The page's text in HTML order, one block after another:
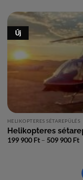
89
900
Új
HELIKOPTERES SÉTAREPÜLÉS
Helikopteres
199 900Ft – 509 900Ft